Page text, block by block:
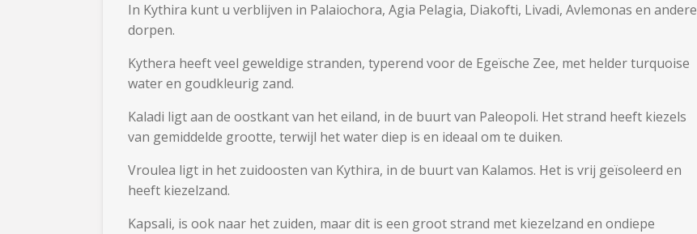
In Kythira kunt u verblijven in Palaiochora, Agia Pelagia, Diakofti, Livadi, Avlemonas en andere
dorpen.
Kythera heeft veel geweldige stranden, typerend voor de Egeïsche Zee, met helder turquoise
water en goudkleurig zand.
Kaladi ligt aan de oostkant van het eiland, in de buurt van Paleopoli. Het strand heeft kiezels
van gemiddelde grootte, terwijl het water diep is en ideaal om te duiken.
Vroulea ligt in het zuidoosten van Kythira, in de buurt van Kalamos. Het is vrij geïsoleerd en
heeft kiezelzand.
Kapsali, is ook naar het zuiden, maar dit is een groot strand met kiezelzand en ondiepe